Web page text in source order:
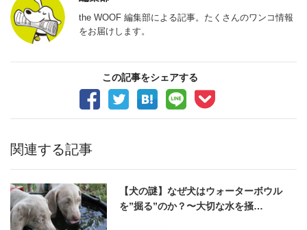
the WOOF 編集部による記事。たくさんのワンコ情報
をお届けします。
この記事をシェアする
関連する記事
【犬の謎】なぜ犬はウォーターボウル
を”掘る”のか？〜大切な水を掻…